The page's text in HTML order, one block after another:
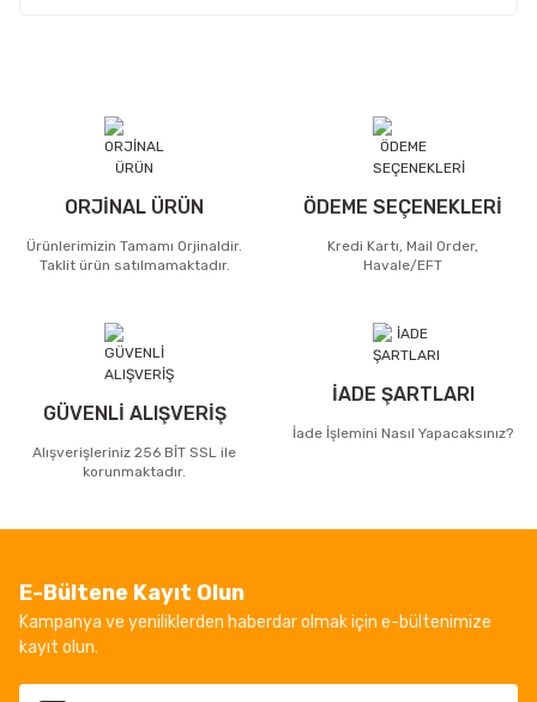
ORJİNAL ÜRÜN
Ürünlerimizin Tamamı Orjinaldir.
Taklit ürün satılmamaktadır.
ÖDEME SEÇENEKLERİ
Kredi Kartı, Mail Order,
Havale/EFT
GÜVENLİ ALIŞVERİŞ
Alışverişleriniz 256 BİT SSL ile
korunmaktadır.
İADE ŞARTLARI
İade İşlemini Nasıl Yapacaksınız?
E-Bültene Kayıt Olun
Kampanya ve yeniliklerden haberdar olmak için e-bültenimize
kayıt olun.